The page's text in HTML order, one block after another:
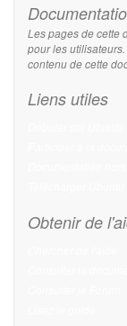
Les pages de cette
pour les
contenu de cette
Liens utiles
Obtenir de